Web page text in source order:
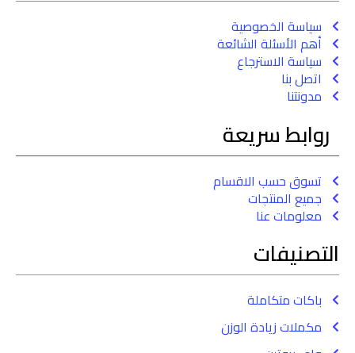
سياسة الخصوصية
أهم الأسئلة الشائعة
سياسة الاسترجاع
اتصل بنا
مدونتنا
روابط سريعة
تسوق حسب الاقسام
جميع المنتجات
معلومات عنا
التصنيفات
باكات متكاملة
مكملات زيادة الوزن